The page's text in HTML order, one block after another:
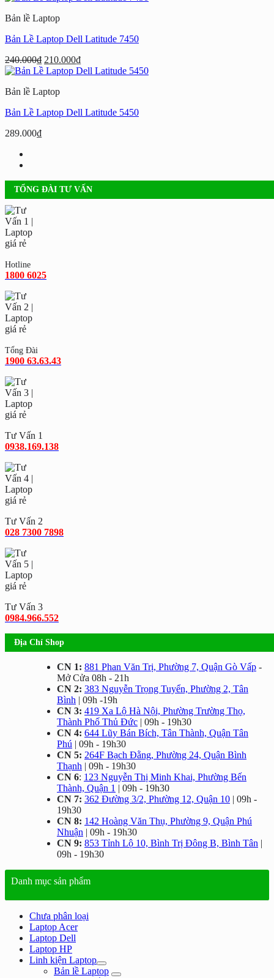
Bản lề Laptop
Bản Lề Laptop Dell Latitude 7450
240.000₫ Giá
gốc
240.000₫.
210.000₫Giá
hiện
Bản lề Laptop
Bản Lề Laptop Dell Latitude 5450
289.000₫
TỔNG ĐÀI TƯ VẤN
Hotline
1800 6025
Tổng Đài
1900 63.63.43
Tư Vấn 1
0938.169.138
Tư Vấn 2
028 7300 7898
Tư Vấn 3
0984.966.552
Địa Chỉ Shop
CN 1: 881 Phan Văn Trị, Phường 7, Quận Gò Vấp -
Mở Cửa 08h - 21h
CN 2: 383 Nguyễn Trọng Tuyển, Phường 2, Tân
Bình | 09h -19h
CN 3: 419 Xa Lộ Hà Nội, Phường Trường Thọ,
Thành Phố Thủ Đức | 09h - 19h30
CN 4: 644 Lũy Bán Bích, Tân Thành, Quận Tân
Phú | 09h - 19h30
CN 5: 264F Bạch Đằng, Phường 24, Quận Bình
Thạnh | 09h - 19h30
CN 6: 123 Nguyễn Thị Minh Khai, Phường Bến
Thành, Quận 1 | 09h - 19h30
CN 7: 362 Đường 3/2, Phường 12, Quận 10 | 09h -
19h30
CN 8: 142 Hoàng Văn Thụ, Phường 9, Quận Phú
Nhuận | 09h - 19h30
CN 9: 853 Tỉnh Lộ 10, Bình Trị Đông B, Bình Tân |
09h - 19h30
Danh mục sản phẩm
Chưa phân loại
Laptop Acer
Laptop Dell
Laptop HP
Linh kiện Laptop
Bản lề Laptop